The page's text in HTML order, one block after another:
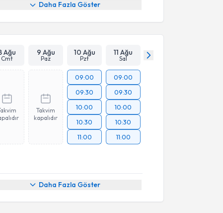
Daha Fazla Göster
Ağu
Cmt
9 Ağu
Paz
10 Ağu
Pzt
11 Ağu
Sal
Takvim
kapalıdır
09:00
09:30
10:00
10:30
11:00
09:00
09:30
10:00
10:30
11:00
Daha Fazla Göster